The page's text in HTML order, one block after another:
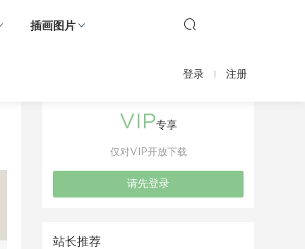
插画图片
登录 注册
VIP专享
仅对VIP开放下载
请先登录
站长推荐